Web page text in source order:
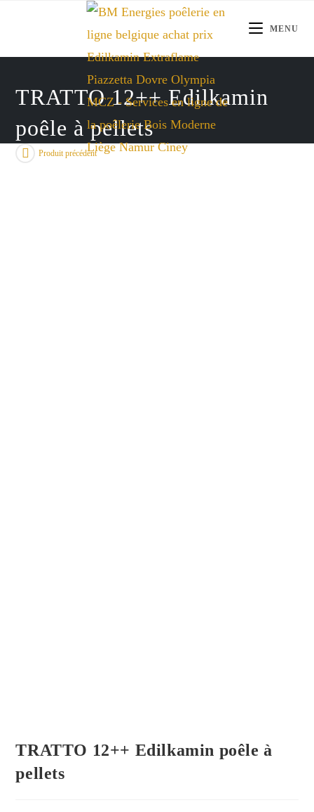
MENU
TRATTO 12++ Edilkamin
poêle à pellets
Produit précédent
TRATTO 12++ Edilkamin poêle à
pellets